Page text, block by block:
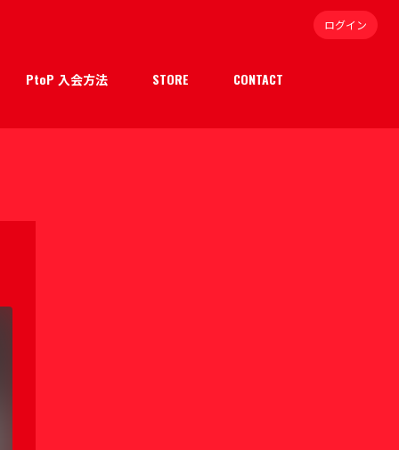
ログイン
PtoP 入会方法 STORE CONTACT